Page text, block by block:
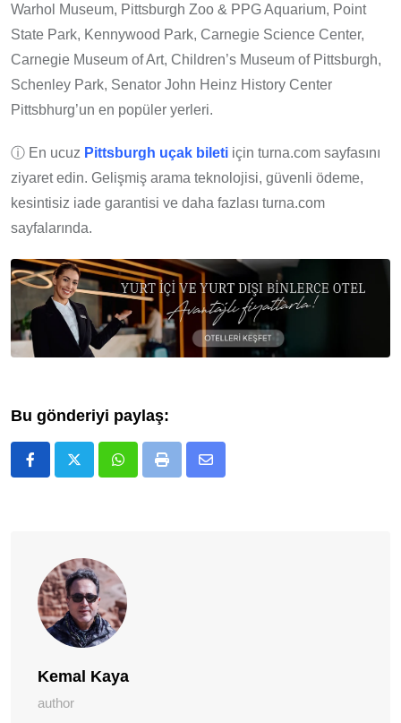
Warhol Museum, Pittsburgh Zoo & PPG Aquarium, Point
State Park, Kennywood Park, Carnegie Science Center,
Carnegie Museum of Art, Children’s Museum of Pittsburgh,
Schenley Park, Senator John Heinz History Center
Pittsbhurg’un en popüler yerleri.
ⓘ En ucuz Pittsburgh uçak bileti için turna.com sayfasını
ziyaret edin. Gelişmiş arama teknolojisi, güvenli ödeme,
kesintisiz iade garantisi ve daha fazlası turna.com
sayfalarında.
Bu gönderiyi paylaş:
Whatsapp
Print
E-
Kemal Kaya
author